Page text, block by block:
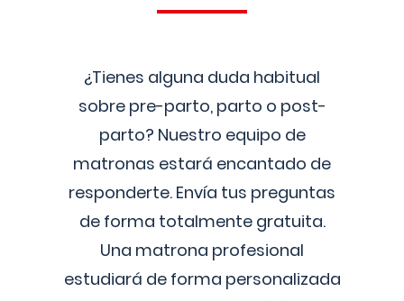
¿Tienes alguna duda habitual
sobre pre-parto, parto o post-
parto? Nuestro equipo de
matronas estará encantado de
responderte. Envía tus preguntas
de forma totalmente gratuita.
Una matrona profesional
estudiará de forma personalizada